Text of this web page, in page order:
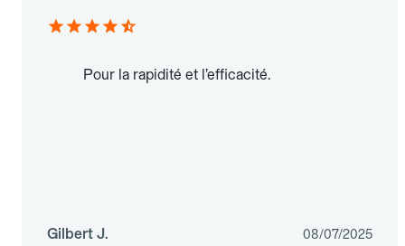
Pour la rapidité et l’efficacité.
Gilbert J. 08/07/2025